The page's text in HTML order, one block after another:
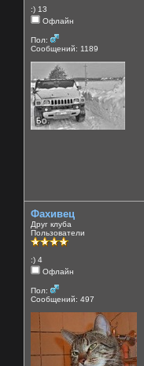
:) 13
Офлайн
Пол:
Сообщений: 1189
Фахивец
Друг клуба
Пользователи
:) 4
Офлайн
Пол:
Сообщений: 497